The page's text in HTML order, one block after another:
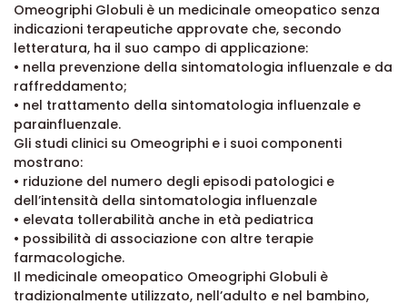
Omeogriphi Globuli è un medicinale omeopatico senza
indicazioni terapeutiche approvate che, secondo
letteratura, ha il suo campo di applicazione:
• nella prevenzione della sintomatologia influenzale e da
raffreddamento;
• nel trattamento della sintomatologia influenzale e
parainfluenzale.
Gli studi clinici su Omeogriphi e i suoi componenti
mostrano:
• riduzione del numero degli episodi patologici e
dell’intensità della sintomatologia influenzale
• elevata tollerabilità anche in età pediatrica
• possibilità di associazione con altre terapie
farmacologiche.
Il medicinale omeopatico Omeogriphi Globuli è
tradizionalmente utilizzato, nell’adulto e nel bambino,